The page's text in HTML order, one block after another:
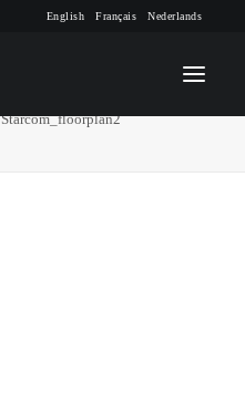
English Français Nederlands
Starcom_floorplan2